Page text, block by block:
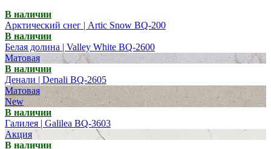
В наличии
Арктический снег | Artic Snow BQ-200
В наличии
Белая долина | Valley White BQ-2600
Матовая
В наличии
Денали | Denali BQ-2605
Матовая
New
В наличии
Галилея | Galilea BQ-3603
Акция
В наличии